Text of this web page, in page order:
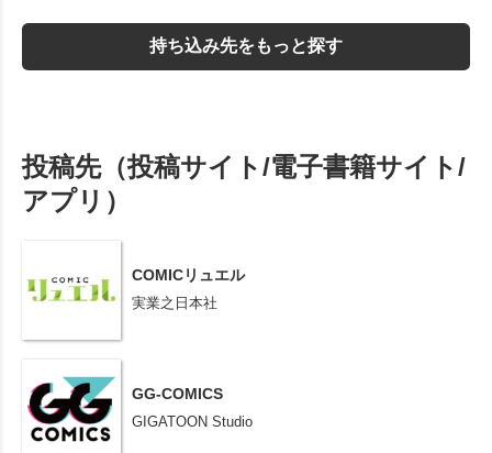
持ち込み先をもっと探す
投稿先（投稿サイト/電子書籍サイト/
アプリ）
COMICリュエル
実業之日本社
GG-COMICS
GIGATOON Studio